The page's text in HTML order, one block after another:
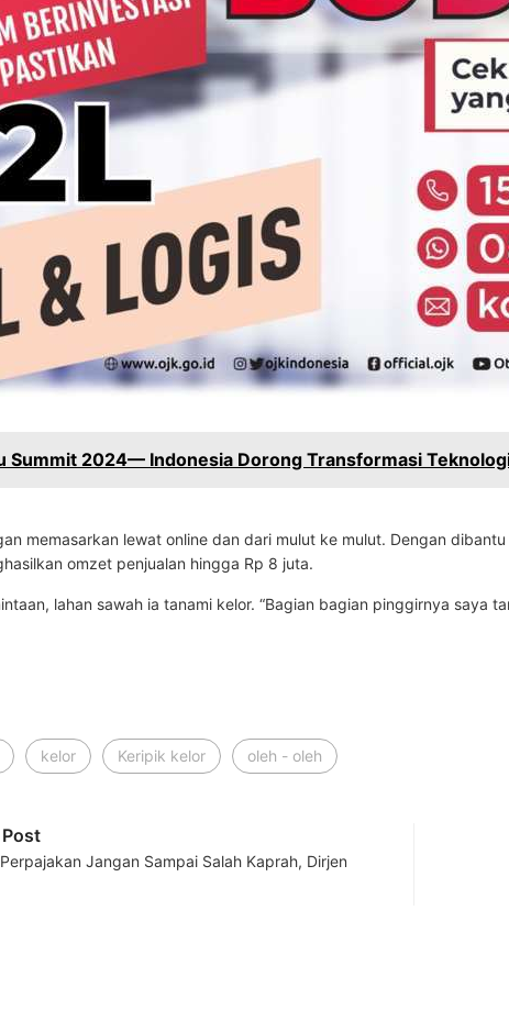
Summit 2024— Indonesia Dorong Transformasi
memasarkan lewat online dan dari mulut ke mulut. Dengan
omzet penjualan hingga Rp 8 juta.
lahan sawah ia tanami kelor. “Bagian bagian pinggirnya saya
kelor Keripik kelor oleh - oleh
Jangan Sampai Salah Kaprah, Dirjen